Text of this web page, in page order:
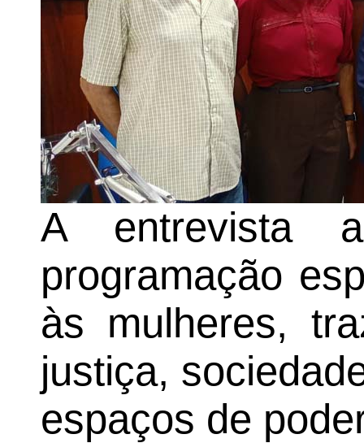
A entrevista
programação
às mulheres,
justiça,
espaços de